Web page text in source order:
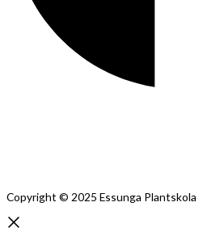
Copyright © 2025 Essunga Plantskola